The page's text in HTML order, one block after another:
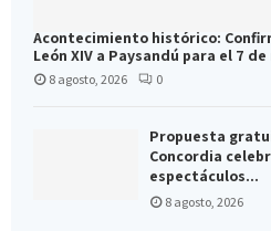
Acontecimiento histórico:
León XIV a Paysandú para el 7
8 agosto, 2026 0
Propuesta
Concordia
espectáculos...
8 agosto, 2026